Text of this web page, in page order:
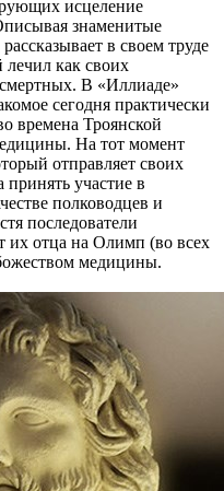
исцеление
знаменитые
в своем труде
как своих
В «Иллиаде»
сегодня практически
времена Троянской
На тот момент
отправляет своих
участие в
полководцев и
последователи
их отца на Олимп (во всех
медицины.